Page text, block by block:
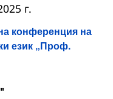
конференция на
език „Проф.
г.